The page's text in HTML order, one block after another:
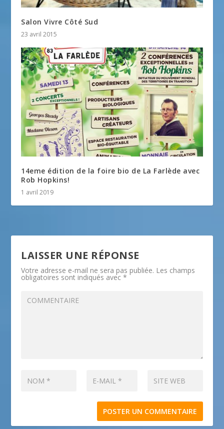
Salon Vivre Côté Sud
23 avril 2015
14eme édition de la foire bio de La Farlède avec
Rob Hopkins!
1 avril 2019
LAISSER UNE RÉPONSE
Votre adresse e-mail ne sera pas publiée. Les champs
obligatoires sont indiqués avec*